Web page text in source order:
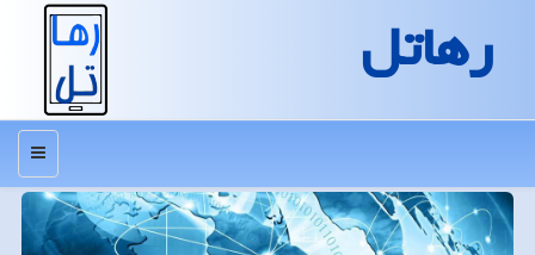
رهاتل
منو